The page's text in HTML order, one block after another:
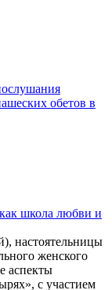
обетов в
школа любви и
настоятельницы
женского
аспекты
с участием